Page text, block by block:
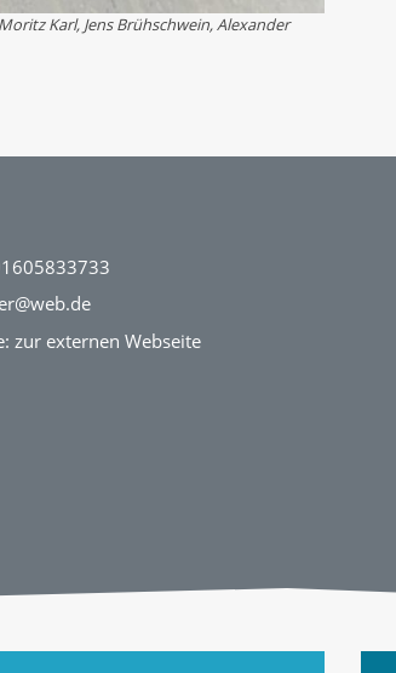
Karl, Jens Brühschwein, Alexander
@web.de
zur externen Webseite